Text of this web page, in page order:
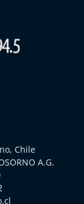
Chile
A.G.